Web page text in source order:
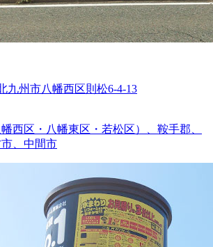
九州市八幡西区則松6-4-13
西区・八幡東区・若松区）、鞍手郡、
、中間市